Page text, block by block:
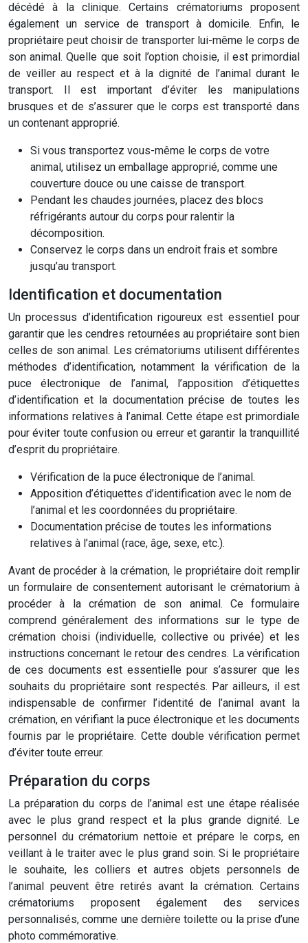
décédé à la clinique. Certains crématoriums proposent
également un service de transport à domicile. Enfin, le
propriétaire peut choisir de transporter lui-même le corps de
son animal. Quelle que soit l’option choisie, il est primordial
de veiller au respect et à la dignité de l’animal durant le
transport. Il est important d’éviter les manipulations
brusques et de s’assurer que le corps est transporté dans
un contenant approprié.
Si vous transportez vous-même le corps de votre
animal, utilisez un emballage approprié, comme une
couverture douce ou une caisse de transport.
Pendant les chaudes journées, placez des blocs
réfrigérants autour du corps pour ralentir la
décomposition.
Conservez le corps dans un endroit frais et sombre
jusqu’au transport.
Identification et documentation
Un processus d’identification rigoureux est essentiel pour
garantir que les cendres retournées au propriétaire sont bien
celles de son animal. Les crématoriums utilisent différentes
méthodes d’identification, notamment la vérification de la
puce électronique de l’animal, l’apposition d’étiquettes
d’identification et la documentation précise de toutes les
informations relatives à l’animal. Cette étape est primordiale
pour éviter toute confusion ou erreur et garantir la tranquillité
d’esprit du propriétaire.
Vérification de la puce électronique de l’animal.
Apposition d’étiquettes d’identification avec le nom de
l’animal et les coordonnées du propriétaire.
Documentation précise de toutes les informations
relatives à l’animal (race, âge, sexe, etc.).
Avant de procéder à la crémation, le propriétaire doit remplir
un formulaire de consentement autorisant le crématorium à
procéder à la crémation de son animal. Ce formulaire
comprend généralement des informations sur le type de
crémation choisi (individuelle, collective ou privée) et les
instructions concernant le retour des cendres. La vérification
de ces documents est essentielle pour s’assurer que les
souhaits du propriétaire sont respectés. Par ailleurs, il est
indispensable de confirmer l’identité de l’animal avant la
crémation, en vérifiant la puce électronique et les documents
fournis par le propriétaire. Cette double vérification permet
d’éviter toute erreur.
Préparation du corps
La préparation du corps de l’animal est une étape réalisée
avec le plus grand respect et la plus grande dignité. Le
personnel du crématorium nettoie et prépare le corps, en
veillant à le traiter avec le plus grand soin. Si le propriétaire
le souhaite, les colliers et autres objets personnels de
l’animal peuvent être retirés avant la crémation. Certains
crématoriums proposent également des services
personnalisés, comme une dernière toilette ou la prise d’une
photo commémorative.